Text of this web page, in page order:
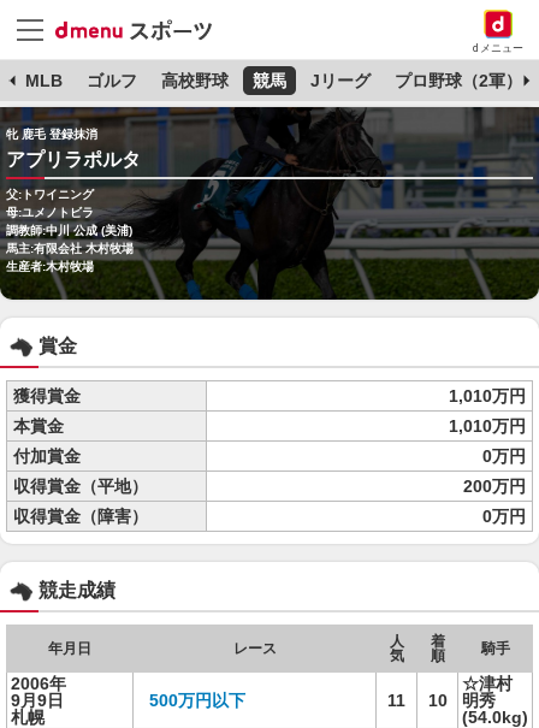
dメニュー
MLB ゴルフ 高校野球 競馬 Jリーグ プロ野球（2軍）
牝 鹿毛 登録抹消
アプリラポルタ
父:トワイニング
母:ユメノトビラ
調教師:中川 公成 (美浦)
馬主:有限会社 木村牧場
生産者:木村牧場
賞金
獲得賞金
1,010万円
本賞金
1,010万円
付加賞金
0万円
収得賞金（平地）
200万円
収得賞金（障害）
0万円
競走成績
年月日 レース
人
気
着
順
騎手
2006年
9月9日
札幌
500万円以下 11 10
☆津村
明秀
(54.0kg)